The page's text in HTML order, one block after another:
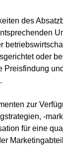
des
oder
Preisfindung
zur
-
für eine